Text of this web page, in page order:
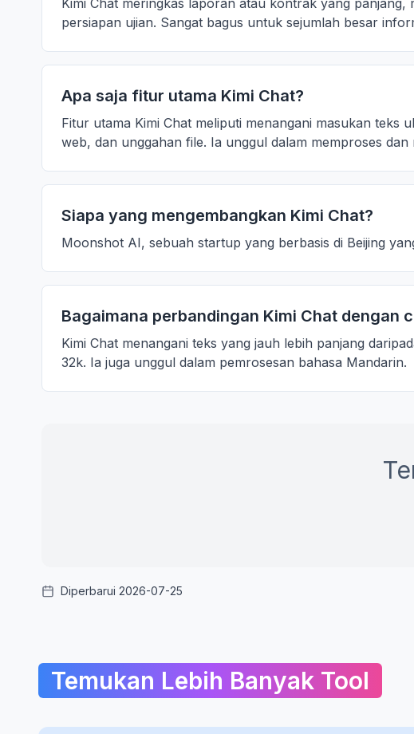
Kimi Chat meringkas laporan atau kontrak yang
persiapan ujian. Sangat bagus untuk sejumlah besar
Apa saja fitur utama Kimi Chat?
Fitur utama Kimi Chat meliputi menangani masukan
web, dan unggahan file. Ia unggul dalam memproses
Siapa yang mengembangkan Kimi Chat?
Moonshot AI, sebuah startup yang berbasis di Beijing
Bagaimana perbandingan Kimi Chat dengan
Kimi Chat menangani teks yang jauh lebih panjang
32k. Ia juga unggul dalam pemrosesan bahasa Mandarin.
Diperbarui 2026-07-25
Temukan Lebih Banyak Tool